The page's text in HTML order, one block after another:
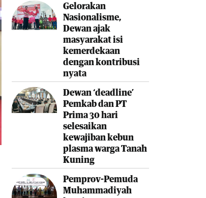
Gelorakan
Nasionalisme,
Dewan ajak
masyarakat isi
kemerdekaan
dengan kontribusi
nyata
Dewan ‘deadline’
Pemkab dan PT
Prima 30 hari
selesaikan
kewajiban kebun
plasma warga Tanah
Kuning
Pemprov-Pemuda
Muhammadiyah